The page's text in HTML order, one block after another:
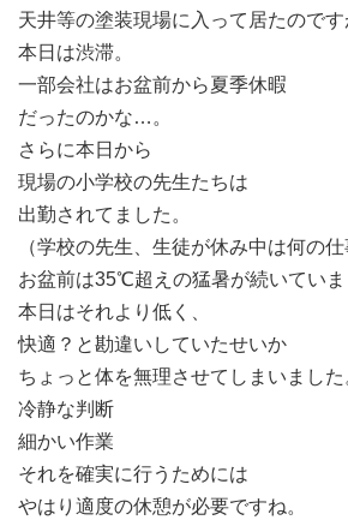
天井等の塗装現場に入って居たのです
本日は渋滞。
一部会社はお盆前から夏季休暇
だったのかな…。
さらに本日から
現場の小学校の先生たちは
出勤されてました。
（学校の先生、生徒が休み中は何の仕
お盆前は35℃超えの猛暑が続いてい
本日はそれより低く、
快適？と勘違いしていたせいか
ちょっと体を無理させてしまいました
冷静な判断
細かい作業
それを確実に行うためには
やはり適度の休憩が必要ですね。